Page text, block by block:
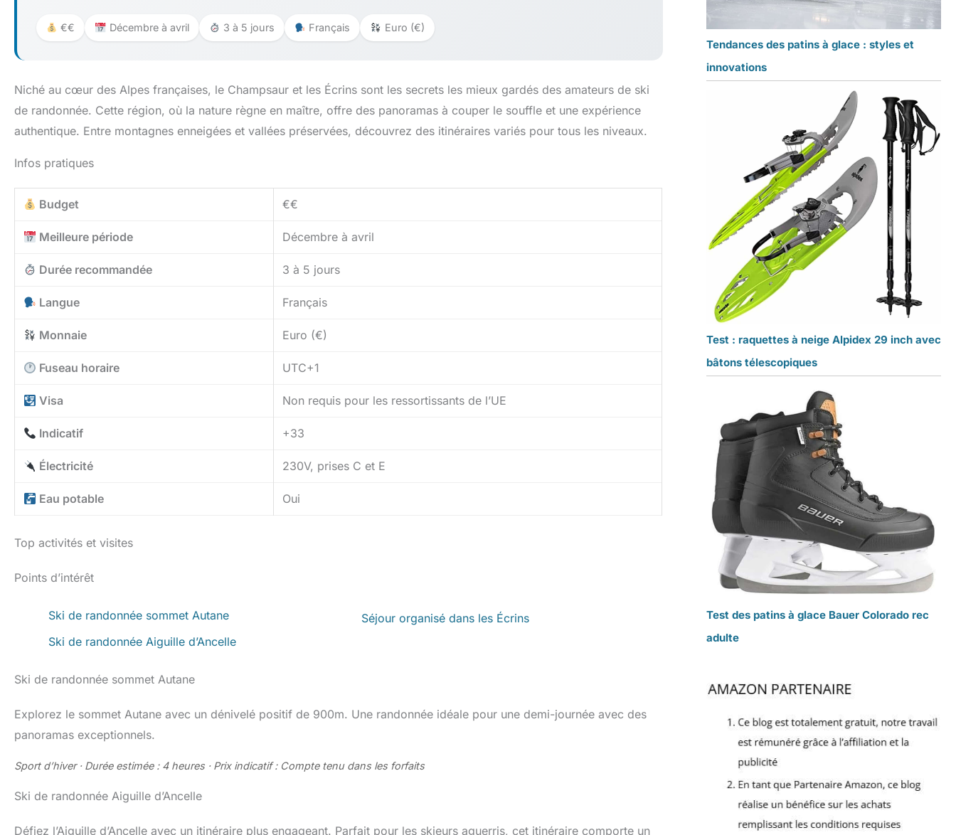
€€ Décembre à avril 3 à 5 jours Français Euro (€)
Niché au cœur des Alpes françaises, le Champsaur et les Écrins sont les secrets les mieux gardés des amateurs de ski
de randonnée. Cette région, où la nature règne en maître, offre des panoramas à couper le souffle et une expérience
authentique. Entre montagnes enneigées et vallées préservées, découvrez des itinéraires variés pour tous les niveaux.
Infos pratiques
Budget €€
Meilleure période Décembre à avril
Durée recommandée 3 à 5 jours
Langue Français
Monnaie Euro (€)
Fuseau horaire UTC+1
Visa Non requis pour les ressortissants de l’UE
Indicatif +33
Électricité 230V, prises C et E
Eau potable Oui
Top activités et visites
Points d’intérêt
Ski de randonnée sommet Autane
Ski de randonnée Aiguille d’Ancelle
Séjour organisé dans les Écrins
Ski de randonnée sommet Autane
Explorez le sommet Autane avec un dénivelé positif de 900m. Une randonnée idéale pour une demi-journée avec des
panoramas exceptionnels.
Sport d’hiver · Durée estimée : 4 heures · Prix indicatif : Compte tenu dans les forfaits
Ski de randonnée Aiguille d’Ancelle
Défiez l’Aiguille d’Ancelle avec un itinéraire plus engageant. Parfait pour les skieurs aguerris, cet itinéraire comporte un
Tendances des patins à glace : styles et
innovations
Test : raquettes à neige Alpidex 29 inch avec
bâtons télescopiques
Test des patins à glace Bauer Colorado rec
adulte